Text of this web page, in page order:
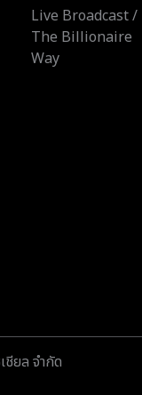
Live Broadcast /
The Billionaire
Way
ยล จำกัด